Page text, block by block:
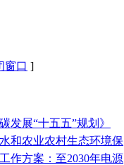
窗口 ]
发展“十五五”规划》
和农业农村生态环境保
作方案：至2030年电源